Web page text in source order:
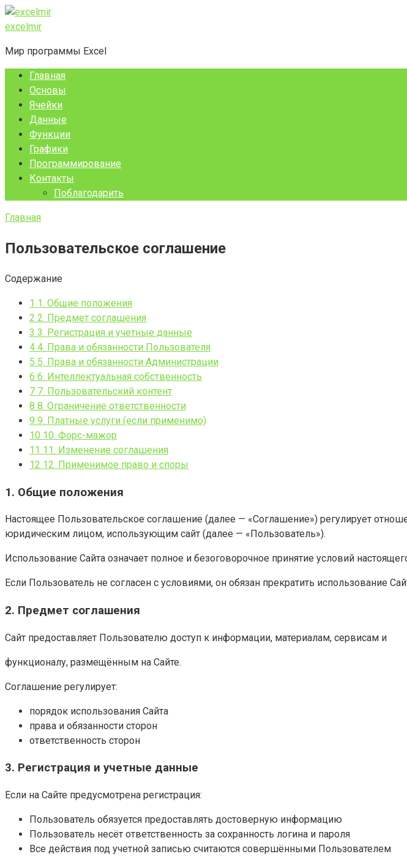
Перейти
к
excelmir
Мир программы Excel
Главная
Основы
Ячейки
Данные
Функции
Графики
Программирование
Контакты
Поблагодарить
Главная
Пользовательское соглашение
Содержание
1 1. Общие положения
2 2. Предмет соглашения
3 3. Регистрация и учетные данные
4 4. Права и обязанности Пользователя
5 5. Права и обязанности Администрации
6 6. Интеллектуальная собственность
7 7. Пользовательский контент
8 8. Ограничение ответственности
9 9. Платные услуги (если применимо)
10 10. Форс-мажор
11 11. Изменение соглашения
12 12. Применимое право и споры
1. Общие положения
Настоящее Пользовательское соглашение (далее — «Соглашение») регулирует
юридическим лицом, использующим сайт (далее — «Пользователь»).
Использование Сайта означает полное и безоговорочное принятие условий
Если Пользователь не согласен с условиями, он обязан прекратить использование
2. Предмет соглашения
Сайт предоставляет Пользователю доступ к информации, материалам, сервисам и
функционалу, размещённым на Сайте.
Соглашение регулирует:
порядок использования Сайта
права и обязанности сторон
ответственность сторон
3. Регистрация и учетные данные
Если на Сайте предусмотрена регистрация:
Пользователь обязуется предоставлять достоверную информацию
Пользователь несёт ответственность за сохранность логина и пароля
Все действия под учетной записью считаются совершёнными Пользователем